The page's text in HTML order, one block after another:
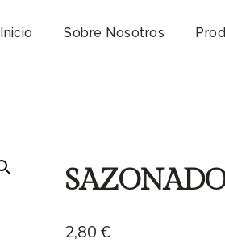
Inicio Sobre Nosotros
2,80 €